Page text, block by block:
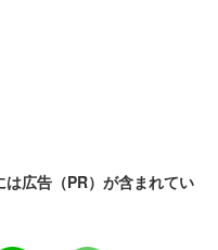
広告（PR）が含まれてい